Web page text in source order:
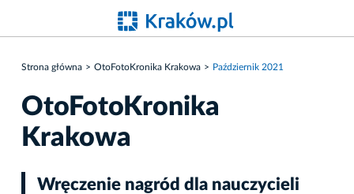
Strona główna OtoFotoKronika Krakowa Październik 2021
OtoFotoKronika
Krakowa
Wręczenie nagród dla nauczycieli